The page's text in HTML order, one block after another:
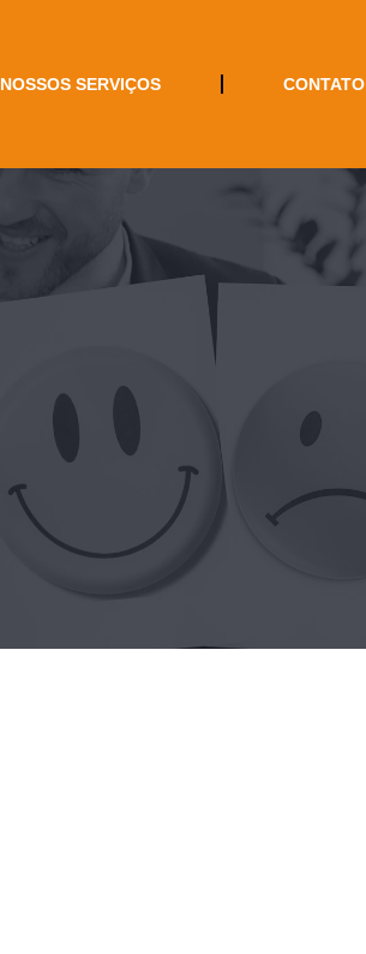
NOSSOS SERVIÇOS CONTATO